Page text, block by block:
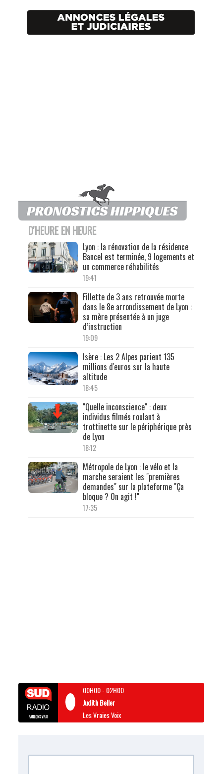
D'HEURE EN HEURE
Lyon : la rénovation de la résidence
Bancel est terminée, 9 logements et
un commerce réhabilités
19:41
Fillette de 3 ans retrouvée morte
dans le 8e arrondissement de Lyon :
sa mère présentée à un juge
d’instruction
19:09
Isère : Les 2 Alpes parient 135
millions d'euros sur la haute
altitude
18:45
"Quelle inconscience" : deux
individus filmés roulant à
trottinette sur le périphérique près
de Lyon
18:12
Métropole de Lyon : le vélo et la
marche seraient les "premières
demandes" sur la plateforme "Ça
bloque ? On agit !"
17:35
00H00- 02H00
Judith Beller
Les Vraies Voix